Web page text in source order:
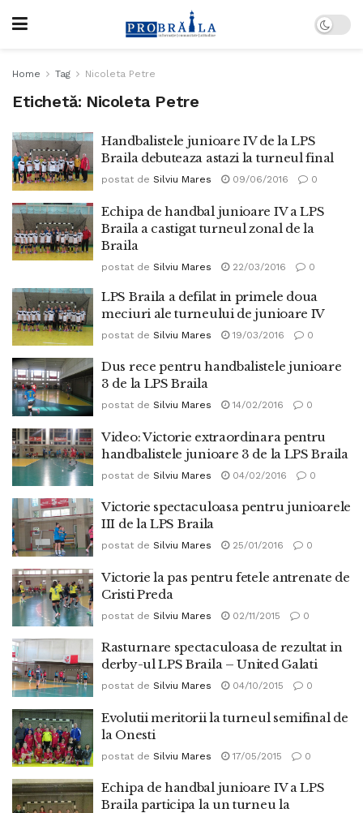
Home Tag Nicoleta Petre
Etichetă: Nicoleta Petre
Handbalistele junioare IV de la LPS
Braila debuteaza astazi la turneul final
postat de Silviu Mares 09/06/2016 0
Echipa de handbal junioare IV a LPS
Braila a castigat turneul zonal de la
Braila
postat de Silviu Mares 22/03/2016 0
LPS Braila a defilat in primele doua
meciuri ale turneului de junioare IV
postat de Silviu Mares 19/03/2016 0
Dus rece pentru handbalistele junioare
3 de la LPS Braila
postat de Silviu Mares 14/02/2016 0
Video: Victorie extraordinara pentru
handbalistele junioare 3 de la LPS Braila
postat de Silviu Mares 04/02/2016 0
Victorie spectaculoasa pentru junioarele
III de la LPS Braila
postat de Silviu Mares 25/01/2016 0
Victorie la pas pentru fetele antrenate de
Cristi Preda
postat de Silviu Mares 02/11/2015 0
Rasturnare spectaculoasa de rezultat in
derby-ul LPS Braila – United Galati
postat de Silviu Mares 04/10/2015 0
Evolutii meritorii la turneul semifinal de
la Onesti
postat de Silviu Mares 17/05/2015 0
Echipa de handbal junioare IV a LPS
Braila participa la un turneu la